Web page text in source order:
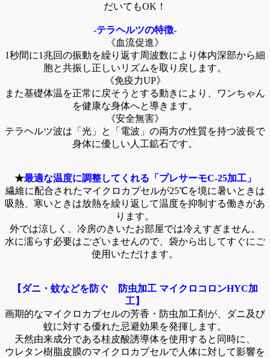
だいてもOK！
-テラヘルツの特徴-
《血流促進》
1秒間に1兆回の振動を繰り返す周波数により体内深部から細
胞と共振し正しいリズムを取り戻します。
《免疫力UP》
また基礎体温を正常に戻そうとする動きにより、ワンちゃん
を健康な身体へと導きます。
《安全無害》
テラヘルツ波は「光」と「電波」の両方の性質を持つ波長で
身体に優しい人工鉱石です。
★最適な温度に調整してくれる「プレサーモC-25加工」
繊維に配合されたマイクロカプセルが25℃を境に暑いときは
吸熱、寒いときは放熱を繰り返して温度を抑制する働きがあ
ります。
外では涼しく、冷房のきいたお部屋では冷えすぎません。
水に濡らす必要はございませんので、袋から出してすぐにご
使用いただけます。
【ダニ・蚊などを防ぐ 防虫加工 マイクロコロンHYC加
工】
画期的なマイクロカプセルの芳香・防虫加工剤が、ダニ及び
蚊に対する優れた忌避効果を発揮します。
天然由来成分である桂皮酸誘導体を使用すると同時に、
ウレタン樹脂皮膜のマイクロカプセルで人体に対して影響を